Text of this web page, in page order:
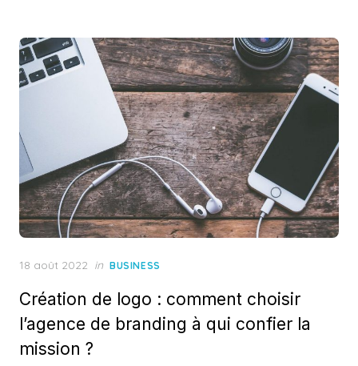
Posted
18 août 2022 in BUSINESS
Création de logo : comment choisir
l’agence de branding à qui confier la
mission ?